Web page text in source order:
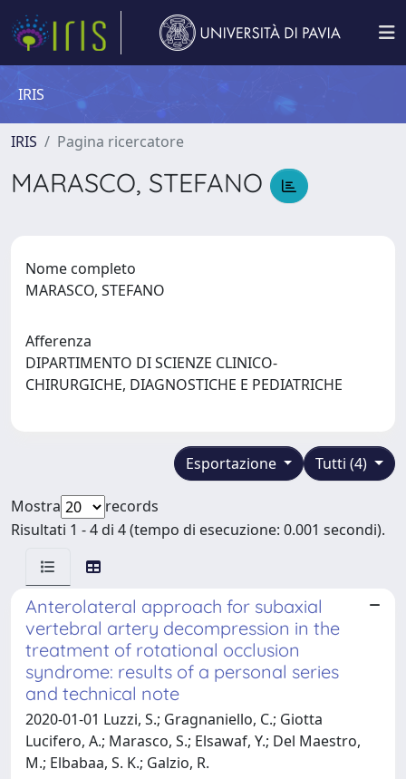
IRIS
IRIS Pagina ricercatore
MARASCO, STEFANO
Nome completo
MARASCO, STEFANO
Afferenza
DIPARTIMENTO DI SCIENZE CLINICO-
CHIRURGICHE, DIAGNOSTICHE E PEDIATRICHE
Tutti (4)
Esportazione
Mostra
records
Risultati 1 - 4 di 4 (tempo di esecuzione: 0.001 secondi).
Anterolateral approach for subaxial
vertebral artery decompression in the
treatment of rotational occlusion
syndrome: results of a personal series
and technical note
2020-01-01 Luzzi, S.; Gragnaniello, C.; Giotta
Lucifero, A.; Marasco, S.; Elsawaf, Y.; Del Maestro,
M.; Elbabaa, S. K.; Galzio, R.